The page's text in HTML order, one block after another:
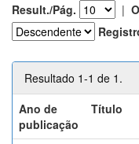
Result./Pág. |
Resultado 1-1 de 1.
Ano de
publicação
Título